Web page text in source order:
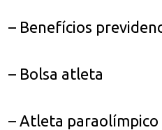
– Benefícios
– Bolsa atleta
– Atleta paraolímpico